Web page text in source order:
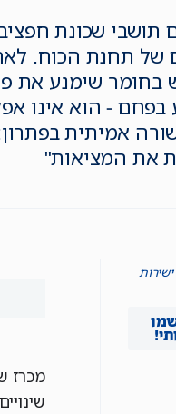
תושבי שכונת
של תחנת הכוח.
שימנע את
- הוא אינו
אמיתית
את המציאות"
מכרז